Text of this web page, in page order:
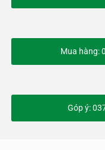
Mua hàng:
Góp ý: